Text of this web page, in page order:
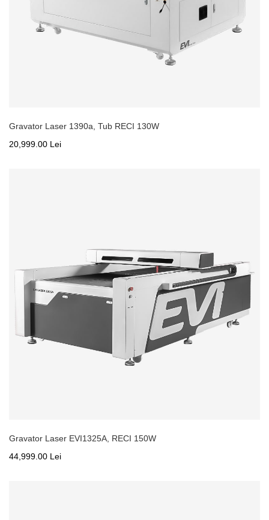
Gravator Laser 1390a, Tub RECI 130W
20,999.00 Lei
Gravator Laser EVI1325A, RECI 150W
44,999.00 Lei